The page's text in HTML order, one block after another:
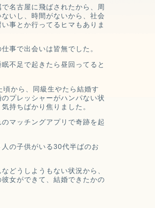
名古屋に飛ばされたから、周
いし、
時間がないから、社会
事とか行ってるヒマもありま
事で出会いは皆無でした。
不足で起きたら昼回ってると
から、
同級生やたら結婚す
プレッシャーがハンパない状
気持ちばかり焦りました。
マッチングアプリで奇跡を起
の子供がいる30代半ばのお
どうしようもない状況から、
女ができて、結婚できたかの